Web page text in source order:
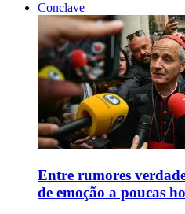
Conclave
Entre rumores
de emoção a poucas